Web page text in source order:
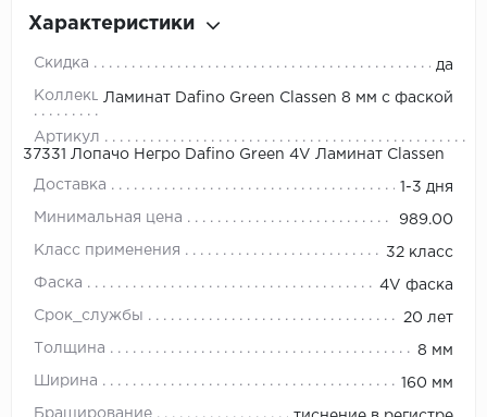
Характеристики
Скидка да
КоллекцияЛаминат Dafino Green Classen 8 мм с фаской
Артикул
37331 Лопачо Негро Dafino Green 4V Ламинат Classen
Доставка 1-3 дня
Минимальная цена 989.00
Класс применения 32 класс
Фаска 4V фаска
Срок_службы 20 лет
Толщина 8 мм
Ширина 160 мм
Браширование